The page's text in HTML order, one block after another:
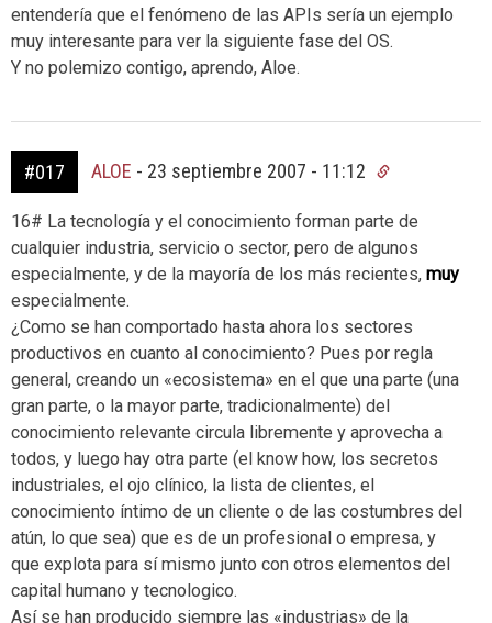
entendería que el fenómeno de las APIs sería un ejemplo
muy interesante para ver la siguiente fase del OS.
Y no polemizo contigo, aprendo, Aloe.
#017 ALOE - 23 septiembre 2007 - 11:12
16# La tecnología y el conocimiento forman parte de
cualquier industria, servicio o sector, pero de algunos
especialmente, y de la mayoría de los más recientes, muy
especialmente.
¿Como se han comportado hasta ahora los sectores
productivos en cuanto al conocimiento? Pues por regla
general, creando un «ecosistema» en el que una parte (una
gran parte, o la mayor parte, tradicionalmente) del
conocimiento relevante circula libremente y aprovecha a
todos, y luego hay otra parte (el know how, los secretos
industriales, el ojo clínico, la lista de clientes, el
conocimiento íntimo de un cliente o de las costumbres del
atún, lo que sea) que es de un profesional o empresa, y
que explota para sí mismo junto con otros elementos del
capital humano y tecnologico.
Así se han producido siempre las «industrias» de la